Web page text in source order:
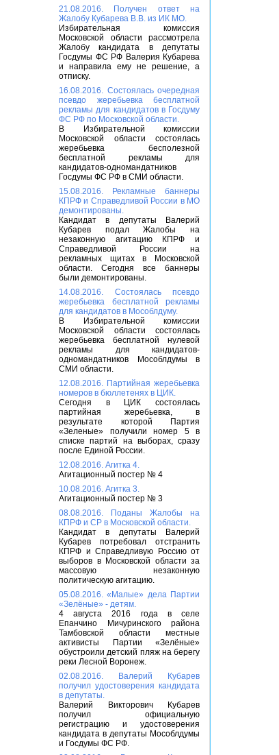
21.08.2016. Получен ответ на
Жалобу Кубарева В.В. из ИК МО.
Избирательная комиссия
Московской области рассмотрела
Жалобу кандидата в депутаты
Госдумы ФС РФ Валерия Кубарева
и направила ему не решение, а
отписку.
16.08.2016. Состоялась очередная
псевдо жеребьевка бесплатной
рекламы для кандидатов в Госдуму
ФС РФ по Московской области.
В Избирательной комиссии
Московской области состоялась
жеребьевка бесполезной
бесплатной рекламы для
кандидатов-одномандатников
Госдумы ФС РФ в СМИ области.
15.08.2016. Рекламные баннеры
КПРФ и Справедливой России в МО
демонтированы.
Кандидат в депутаты Валерий
Кубарев подал Жалобы на
незаконную агитацию КПРФ и
Справедливой России на
рекламных щитах в Московской
области. Сегодня все баннеры
были демонтированы.
14.08.2016. Состоялась псевдо
жеребьевка бесплатной рекламы
для кандидатов в Мособлдуму.
В Избирательной комиссии
Московской области состоялась
жеребьевка бесплатной нулевой
рекламы для кандидатов-
одномандатников Мособлдумы в
СМИ области.
12.08.2016. Партийная жеребьевка
номеров в бюллетенях в ЦИК.
Сегодня в ЦИК состоялась
партийная жеребьевка, в
результате которой Партия
«Зеленые» получили номер 5 в
списке партий на выборах, сразу
после Единой России.
12.08.2016. Агитка 4.
Агитационный постер № 4
10.08.2016. Агитка 3.
Агитационный постер № 3
08.08.2016. Поданы Жалобы на
КПРФ и СР в Московской области.
Кандидат в депутаты Валерий
Кубарев потребовал отстранить
КПРФ и Справедливую Россию от
выборов в Московской области за
массовую незаконную
политическую агитацию.
05.08.2016. «Малые» дела Партии
«Зелёные» - детям.
4 августа 2016 года в селе
Епанчино Мичуринского района
Тамбовской области местные
активисты Партии «Зелёные»
обустроили детский пляж на берегу
реки Лесной Воронеж.
02.08.2016. Валерий Кубарев
получил удостоверения кандидата
в депутаты.
Валерий Викторович Кубарев
получил официальную
регистрацию и удостоверения
кандидата в депутаты Мособлдумы
и Госдумы ФС РФ.